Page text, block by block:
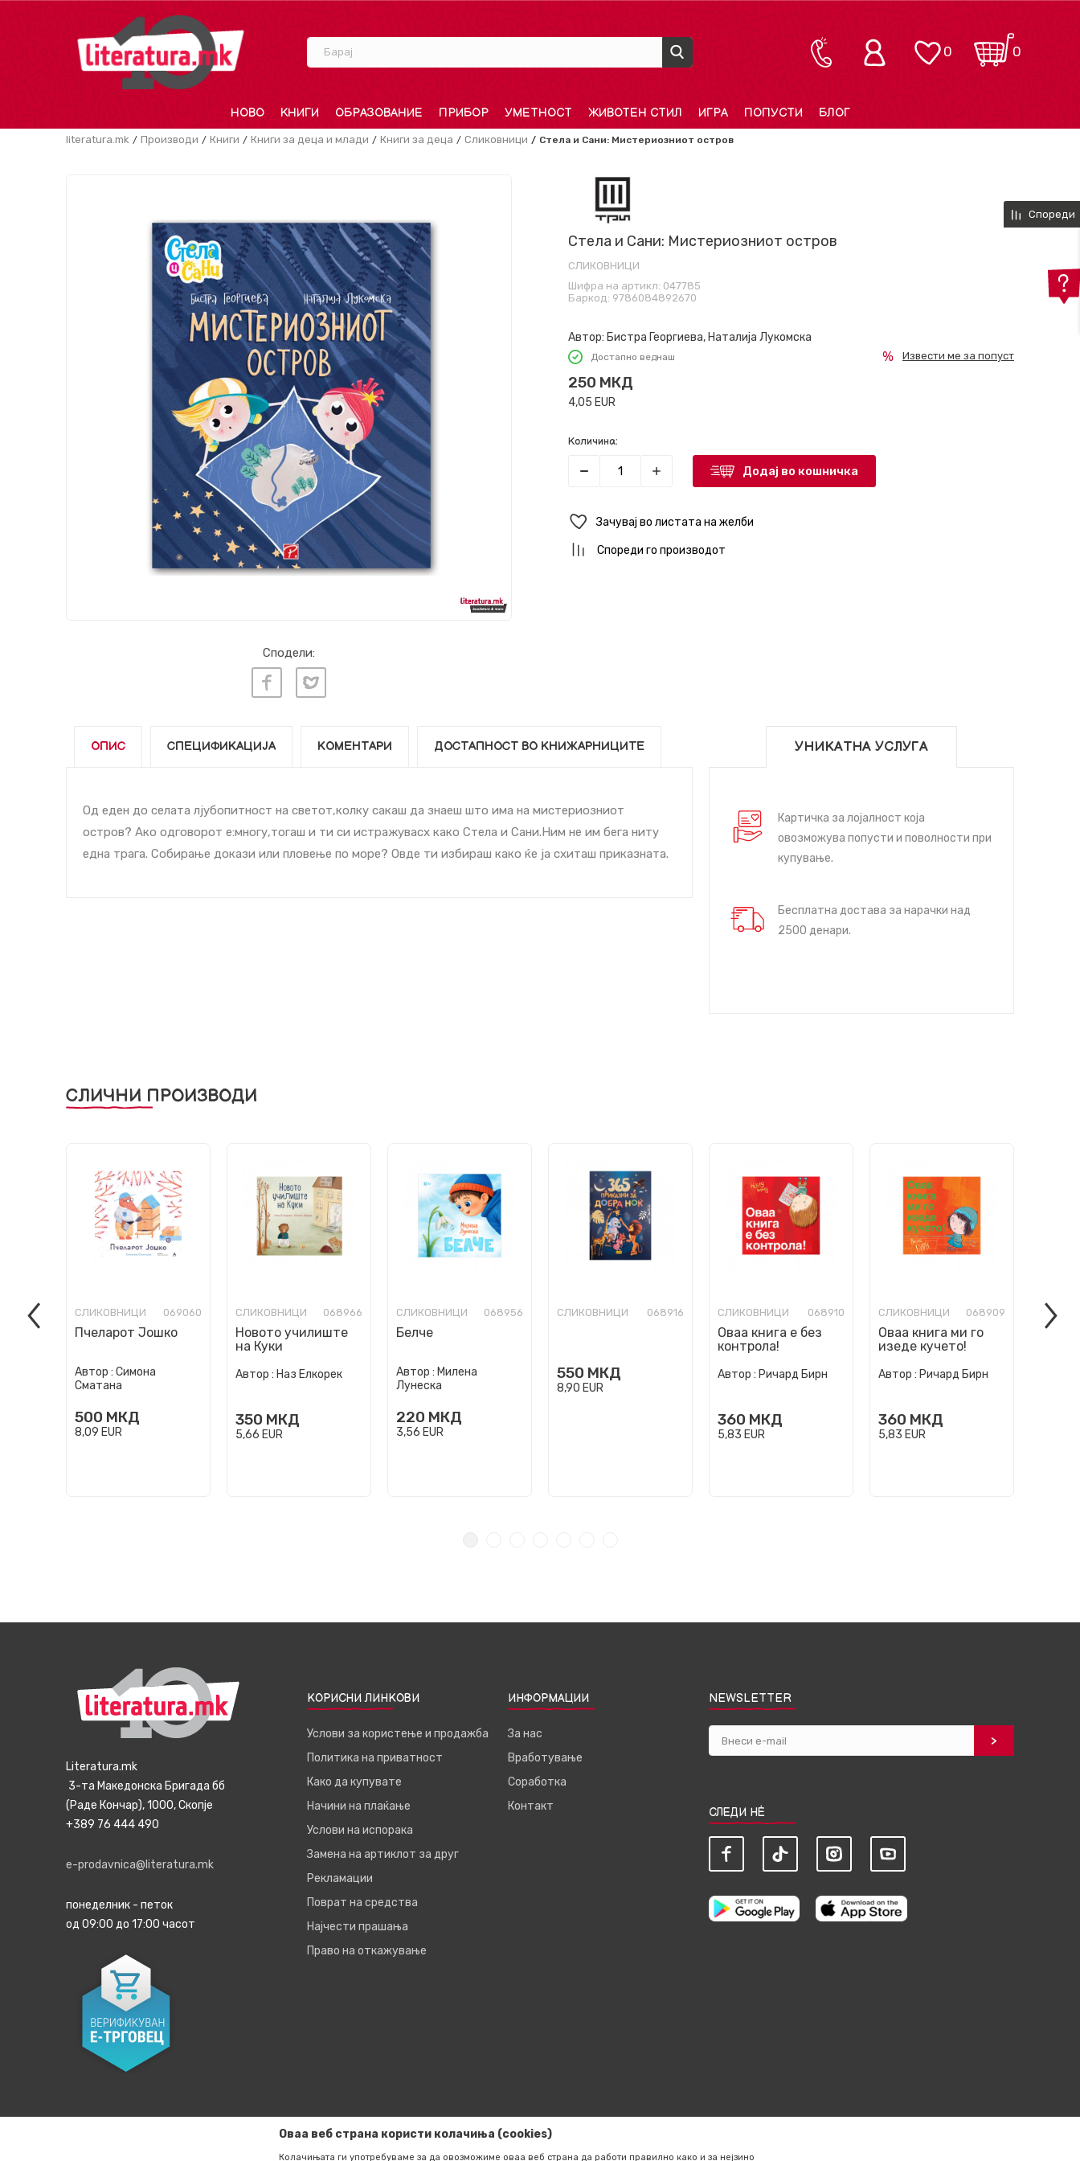
Барај 0
0
НОВО КНИГИ ОБРАЗОВАНИЕ ПРИБОР УМЕТНОСТ ЖИВОТЕН СТИЛ ИГРА ПОПУСТИ БЛОГ
literatura.mk Производи Книги Книги за деца и млади Книги за деца Сликовници Стела и Сани: Мистериозниот остров
Сподели:
Стела и Сани: Мистериозниот остров
СЛИКОВНИЦИ
Шифра на артикл: 047785
Баркод: 9786084892670
Автор: Бистра Георгиева, Наталија Лукомска
Достапно веднаш
250 МКД
4,05 EUR
Извести ме за попуст
Количина:
Додај во кошничка
Зачувај во листата на желби
Спореди го производот
ОПИС СПЕЦИФИКАЦИЈА КОМЕНТАРИ ДОСТАПНОСТ ВО КНИЖАРНИЦИТЕ
Од еден до cелата лјубопитност на светот,колку сакаш да знаеш што има на мистериозниот
остров? Ако одговорот е:многу,тогаш и ти си истражуваcх како Стела и Сани.Ним не им бега ниту
една трага. Собирање докази или пловење по море? Овде ти избираш како ќе ја cхиташ приказната.
УНИКАТНА УСЛУГА
Картичка за лојалност која
овозможува попусти и поволности при
купување.
Бесплатна достава за нарачки над
2500 денари.
СЛИЧНИ ПРОИЗВОДИ
СЛИКОВНИЦИ 069060
Пчеларот Јошко
Автор : Симона
Сматана
500 МКД
8,09 EUR
СЛИКОВНИЦИ 068966
Новото училиште
на Куки
Автор : Наз Елкорек
350 МКД
5,66 EUR
СЛИКОВНИЦИ 068956
Белче
Автор : Милена
Лунеска
220 МКД
3,56 EUR
СЛИКОВНИЦИ 068916
550 МКД
8,90 EUR
СЛИКОВНИЦИ 068910
Оваа книга е без
контрола!
Автор : Ричард Бирн
360 МКД
5,83 EUR
СЛИКОВНИЦИ 068909
Оваа книга ми го
изеде кучето!
Автор : Ричард Бирн
360 МКД
5,83 EUR
Ние
Спореди
Literatura.mk
3-та Македонска Бригада бб
(Раде Кончар), 1000, Скопје
+389 76 444 490
e-prodavnica@literatura.mk
понеделник - петок
од 09:00 до 17:00 часот
КОРИСНИ ЛИНКОВИ
Услови за користење и продажба
Политика на приватност
Како да купувате
Начини на плаќање
Услови на испорака
Замена на артиклот за друг
Рекламации
Поврат на средства
Најчести прашања
Право на откажување
ИНФОРМАЦИИ
За нас
Вработување
Соработка
Контакт
NEWSLETTER
СЛЕДИ НЀ
Оваа веб страна користи колачиња (cookies)
Колачињата ги употребуваме за да овозможиме оваа веб страна да работи правилно како и за нејзино